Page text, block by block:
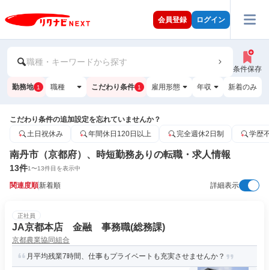
会員登録 ログイン
職種・キーワードから探す
条件保存
勤務地 1 職種 こだわり条件 1 雇用形態 年収 新着のみ
こだわり条件の追加設定を忘れていませんか？
土日祝休み
年間休日120日以上 完全週休2日制 学歴
南丹市（京都府）、時短勤務ありの転職・求人情報
13件1〜13件目を表示中
関連度順新着順 詳細表示
正社員
JA京都本店 金融 事務職(総務課)
京都農業協同組合
月平均残業7時間、仕事もプライベートも充実させませんか？